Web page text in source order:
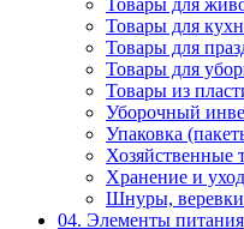
Товары для
Товары для
Товары для
Товары для
Товары из
Уборочный
Упаковка
Хозяйственные
Хранение и
Шнуры,
04. Элементы питания